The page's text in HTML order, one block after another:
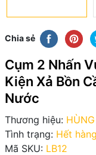
Chia sẻ
Cụm 2 Nhấn
Kiện Xả Bồn
Nước
Thương hiệu:
Tình trạng: Hết hàng
Mã SKU: LB12